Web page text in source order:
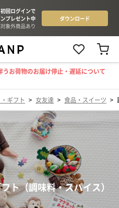
うお荷物のお届け停止・遅延について
ギフト > 女友達 > 食品・スイーツ >
ト（調味料・スパイス）